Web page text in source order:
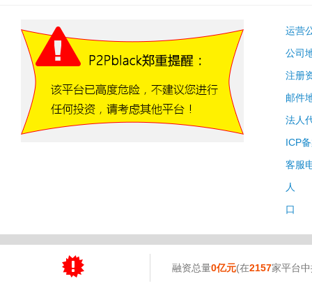
运营
公司
注册
邮件
法人
ICP
客服
人
口
融资总量0亿元(在2157家平台